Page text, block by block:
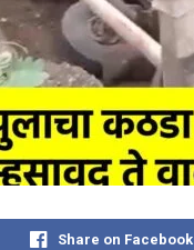
Share on Facebook